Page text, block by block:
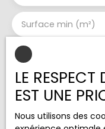
Surface min (m²)
Pièces min
J'accepte le
personnelles
souhaitez pas
commerciale
LE RESPECT
EST UNE
Nous utilisons des